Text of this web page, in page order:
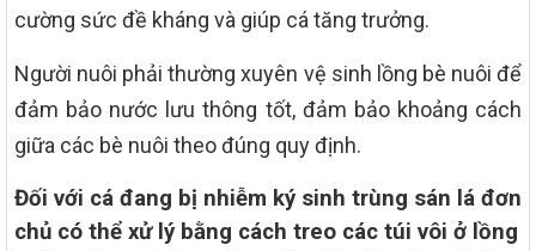
cường sức đề kháng và giúp cá tăng trưởng.
Người nuôi phải thường xuyên vệ sinh lồng bè nuôi để
đảm bảo nước lưu thông tốt, đảm bảo khoảng cách
giữa các bè nuôi theo đúng quy định.
Đối với cá đang bị nhiễm ký sinh trùng sán lá đơn
chủ có thể xử lý bằng cách treo các túi vôi ở lồng